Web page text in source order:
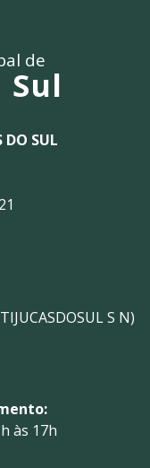
de
Sul
DO SUL
S N)
às 17h